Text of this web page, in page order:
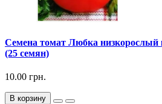
Семена томат Любка низкорослый
(25 семян)
10.00 грн.
В корзину